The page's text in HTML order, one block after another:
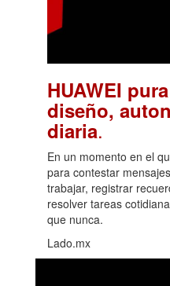
HUAWEI
diseño,
diaria.
En un momento en el
para contestar
trabajar, registrar
resolver tareas
que nunca.
Lado.mx